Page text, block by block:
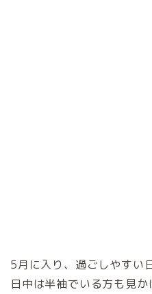
5月に入り、過ごしやすい
日中は半袖でいる方も見